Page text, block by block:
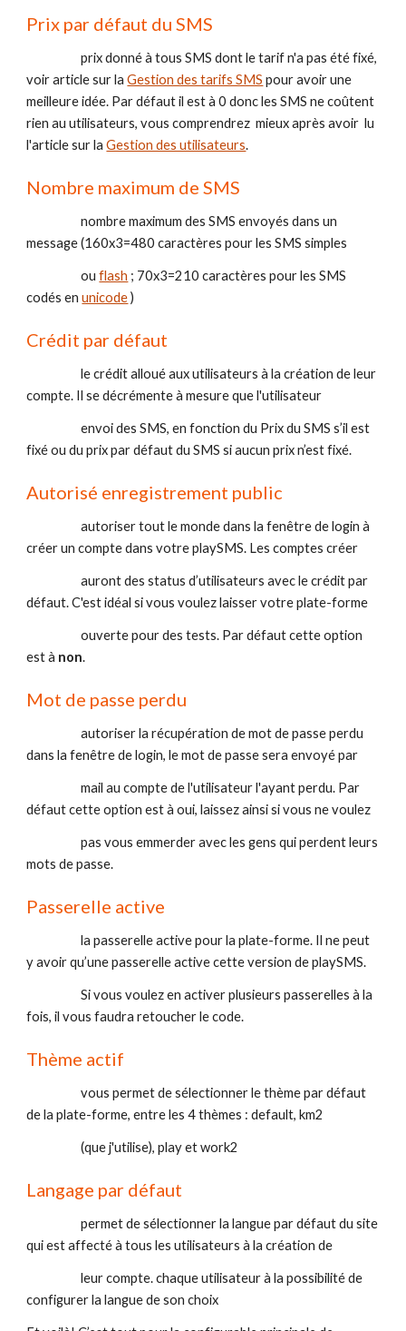
Prix par défaut du SMS
                    prix donné à tous SMS dont le tarif n'a pas été fixé,
voir article sur la Gestion des tarifs SMS pour avoir une
meilleure idée. Par défaut il est à 0 donc les SMS ne coûtent
rien au utilisateurs, vous comprendrez  mieux après avoir  lu
l'article sur la Gestion des utilisateurs.
Nombre maximum de SMS
                    nombre maximum des SMS envoyés dans un
message (160x3=480 caractères pour les SMS simples
                    ou
flash ; 70x3=210 caractères pour les SMS
codés en unicode )
Crédit par défaut
                    le crédit alloué aux utilisateurs à la création de leur
compte. Il se décrémente à mesure que l'utilisateur
                    envoi des SMS, en fonction du Prix du SMS s’il est
fixé ou du prix par défaut du SMS si aucun prix n’est fixé.
Autorisé enregistrement public
                    autoriser tout le monde dans la fenêtre de login à
créer un compte dans votre playSMS. Les comptes créer
                    auront des status d’utilisateurs avec le crédit par
défaut. C'est idéal si vous voulez laisser votre plate-forme
                    ouverte pour des tests. Par défaut cette option
est à non.
Mot de passe perdu
                    autoriser la récupération de mot de passe perdu
dans la fenêtre de login, le mot de passe sera envoyé par
                    mail au compte de l'utilisateur l'ayant perdu. Par
défaut cette option est à oui, laissez ainsi si vous ne voulez
                    pas vous emmerder avec les gens qui perdent leurs
mots de passe.
Passerelle active
                    la passerelle active pour la plate-forme. Il ne peut
y avoir qu’une passerelle active cette version de playSMS.
                    Si vous voulez en activer plusieurs passerelles à la
fois, il vous faudra retoucher le code.
Thème actif
                    vous permet de sélectionner le thème par défaut
de la plate-forme, entre les 4 thèmes : default, km2
                    (que j'utilise), play et work2
Langage par défaut
                    permet de sélectionner la langue par défaut du site
qui est affecté à tous les utilisateurs à la création de
                    leur compte. chaque utilisateur à la possibilité de
configurer la langue de son choix